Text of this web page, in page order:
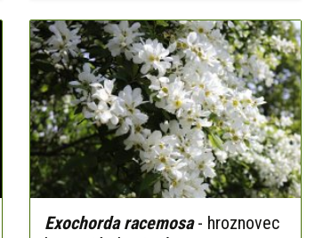
Exochorda racemosa- hroznovec